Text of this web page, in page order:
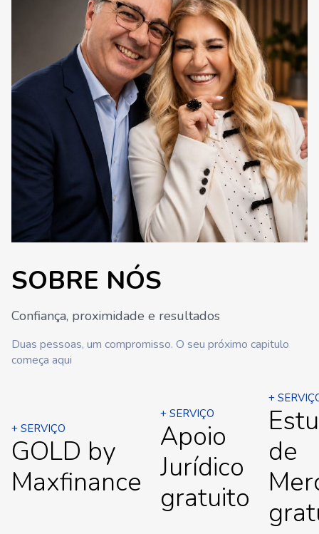
SOBRE NÓS
Confiança, proximidade e resultados
Duas pessoas, um compromisso. O seu próximo capitulo
começa aqui
+ SERVIÇO
GOLD by
Maxfinance
+ SERVIÇO
Apoio
Jurídico
gratuito
+
de